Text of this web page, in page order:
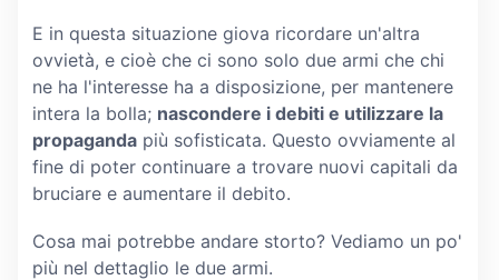
E in questa situazione giova ricordare un'altra
ovvietà, e cioè che ci sono solo due armi che chi
ne ha l'interesse ha a disposizione, per mantenere
intera la bolla; nascondere i debiti e utilizzare la
propagandapiù sofisticata. Questo ovviamente al
fine di poter continuare a trovare nuovi capitali da
bruciare e aumentare il debito.
Cosa mai potrebbe andare storto? Vediamo un po'
più nel dettaglio le due armi.